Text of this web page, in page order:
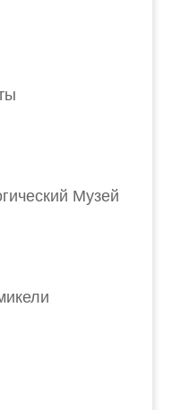
Музей